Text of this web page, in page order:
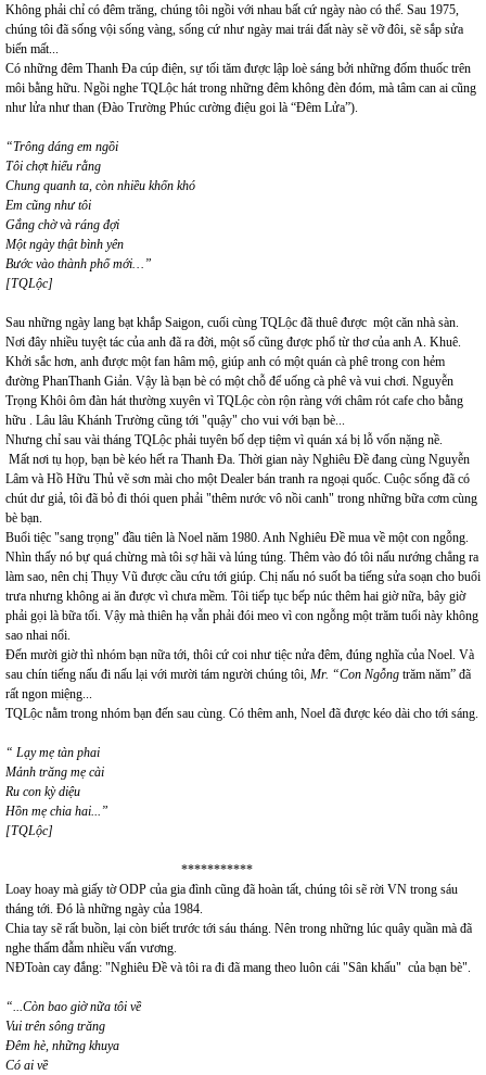
Không phải chỉ có đêm trăng, chúng tôi ngồi với nhau bất cứ ngày nào có thể. Sau 1975,
chúng tôi đã sống vội sống vàng, sống cứ như ngày mai trái đất này sẽ vỡ đôi, sẽ sắp sửa
biến mất...
Có những đêm Thanh Đa cúp điện, sự tối tăm được lập loè sáng bởi những đốm thuốc trên
môi bằng hữu. Ngồi nghe TQLộc hát trong những đêm không đèn đóm, mà tâm can ai cũng
như lửa như than (Đào Trường Phúc cường điệu goi là “Đêm Lửa”).
“Trông dáng em ngồi
Tôi chợt hiểu rằng
Chung quanh ta, còn nhiều khốn khó
Em cũng như tôi
Gắng chờ và ráng đợi
Một ngày thật bình yên
Bước vào thành phố mới…”
[TQLộc]
Sau những ngày lang bạt khắp Saigon, cuối cùng TQLộc đã thuê được một căn nhà sàn.
Nơi đây nhiều tuyệt tác của anh đã ra đời, một số cũng được phổ từ thơ của anh A. Khuê.
Khởi sắc hơn, anh được một fan hâm mộ, giúp anh có một quán cà phê trong con hẻm
đường PhanThanh Giản. Vậy là bạn bè có một chỗ để uống cà phê và vui chơi. Nguyễn
Trọng Khôi ôm đàn hát thường xuyên vì TQLộc còn rộn ràng với châm rót cafe cho bằng
hữu . Lâu lâu Khánh Trường cũng tới "quậy" cho vui với bạn bè...
Nhưng chỉ sau vài tháng TQLộc phải tuyên bố dẹp tiệm vì quán xá bị lỗ vốn nặng nề.
Mất nơi tụ họp, bạn bè kéo hết ra Thanh Đa. Thời gian này Nghiêu Đề đang cùng Nguyễn
Lâm và Hồ Hữu Thủ vẽ sơn mài cho một Dealer bán tranh ra ngoại quốc. Cuộc sống đã có
chút dư giả, tôi đã bỏ đi thói quen phải "thêm nước vô nồi canh" trong những bữa cơm cùng
bè bạn.
Buổi tiệc "sang trọng" đầu tiên là Noel năm 1980. Anh Nghiêu Đề mua về một con ngỗng.
Nhìn thấy nó bự quá chừng mà tôi sợ hãi và lúng túng. Thêm vào đó tôi nấu nướng chẳng ra
làm sao, nên chị Thụy Vũ được cầu cứu tới giúp. Chị nấu nó suốt ba tiếng sửa soạn cho buổi
trưa nhưng không ai ăn được vì chưa mềm. Tôi tiếp tục bếp núc thêm hai giờ nữa, bây giờ
phải gọi là bữa tối. Vậy mà thiên hạ vẫn phải đói meo vì con ngỗng một trăm tuổi này không
sao nhai nổi.
Đến mười giờ thì nhóm bạn nữa tới, thôi cứ coi như tiệc nửa đêm, đúng nghĩa của Noel. Và
sau chín tiếng nấu đi nấu lại với mười tám người chúng tôi, Mr. “Con Ngỗng trăm năm” đã
rất ngon miệng...
TQLộc nằm trong nhóm bạn đến sau cùng. Có thêm anh, Noel đã được kéo dài cho tới sáng.
“ Lạy mẹ tàn phai
Mảnh trăng mẹ cài
Ru con kỳ diệu
Hồn mẹ chia hai...”
[TQLộc]
***********
Loay hoay mà giấy tờ ODP của gia đình cũng đã hoàn tất, chúng tôi sẽ rời VN trong sáu
tháng tới. Đó là những ngày của 1984.
Chia tay sẽ rất buồn, lại còn biết trước tới sáu tháng. Nên trong những lúc quây quần mà đã
nghe thấm đẫm nhiều vấn vương.
NĐToàn cay đắng: "Nghiêu Đề và tôi ra đi đã mang theo luôn cái "Sân khấu" của bạn bè".
“...Còn bao giờ nữa tôi về
Vui trên sông trăng
Đêm hè, những khuya
Có ai về